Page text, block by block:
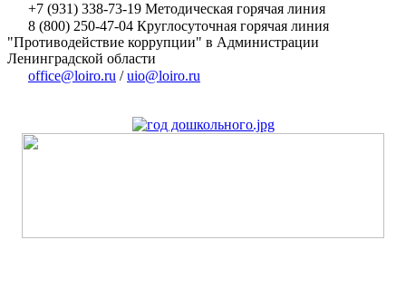
+7 (931) 338-73-19 Методическая горячая линия
8 (800) 250-47-04 Круглосуточная горячая линия
"Противодействие коррупции" в Администрации
Ленинградской области
office@loiro.ru /uio@loiro.ru